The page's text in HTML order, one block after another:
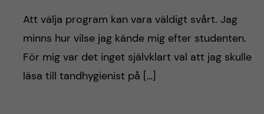
Att välja program kan vara väldigt svårt. Jag
minns hur vilse jag kände mig efter studenten.
För mig var det inget självklart val att jag skulle
läsa till tandhygienist på […]